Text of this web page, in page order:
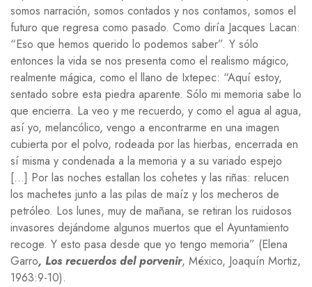
somos narración, somos contados y nos contamos, somos el
futuro que regresa como pasado. Como diría Jacques Lacan:
“Eso que hemos querido lo podemos saber”. Y sólo
entonces la vida se nos presenta como el realismo mágico,
realmente mágica, como el llano de Ixtepec: “Aquí estoy,
sentado sobre esta piedra aparente. Sólo mi memoria sabe lo
que encierra. La veo y me recuerdo, y como el agua al agua,
así yo, melancólico, vengo a encontrarme en una imagen
cubierta por el polvo, rodeada por las hierbas, encerrada en
sí misma y condenada a la memoria y a su variado espejo
[…] Por las noches estallan los cohetes y las riñas: relucen
los machetes junto a las pilas de maíz y los mecheros de
petróleo. Los lunes, muy de mañana, se retiran los ruidosos
invasores dejándome algunos muertos que el Ayuntamiento
recoge. Y esto pasa desde que yo tengo memoria” (Elena
Garro, Los recuerdos del porvenir, México, Joaquín Mortiz,
1963:9-10).